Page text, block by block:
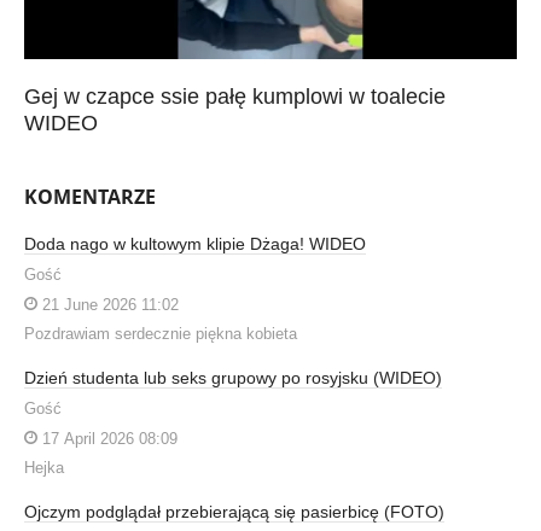
Gej w czapce ssie pałę kumplowi w toalecie
WIDEO
KOMENTARZE
Doda nago w kultowym klipie Dżaga! WIDEO
Gość
21 June 2026 11:02
Pozdrawiam serdecznie piękna kobieta
Dzień studenta lub seks grupowy po rosyjsku (WIDEO)
Gość
17 April 2026 08:09
Hejka
Ojczym podglądał przebierającą się pasierbicę (FOTO)